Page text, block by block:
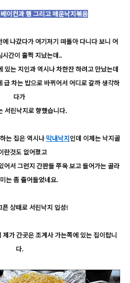
이컨과 햄 그리고 매운낙지볶음
나갔다가 여기저기 떠돌아 다니다 보니 어
시간이 훌쩍 지났는데..
있는 지인과 역시나 차한잔 하려고 만났는데
차는 밥으로 바뀌어서 어디로 갈까 생각하
다가
서린낙지로 향했습니다.
는 집은 역시나 막내낙지 인데 이제는 낙지골
란것도 없어졌고
어서 그런지 간판들 쭈욱 보고 들어가는 골라
는 좀 줄어들었네요.
픈 상태로 서린낙지 입성!
가 간곳은 조계사 가는쪽에 있는 집이랍니
다.